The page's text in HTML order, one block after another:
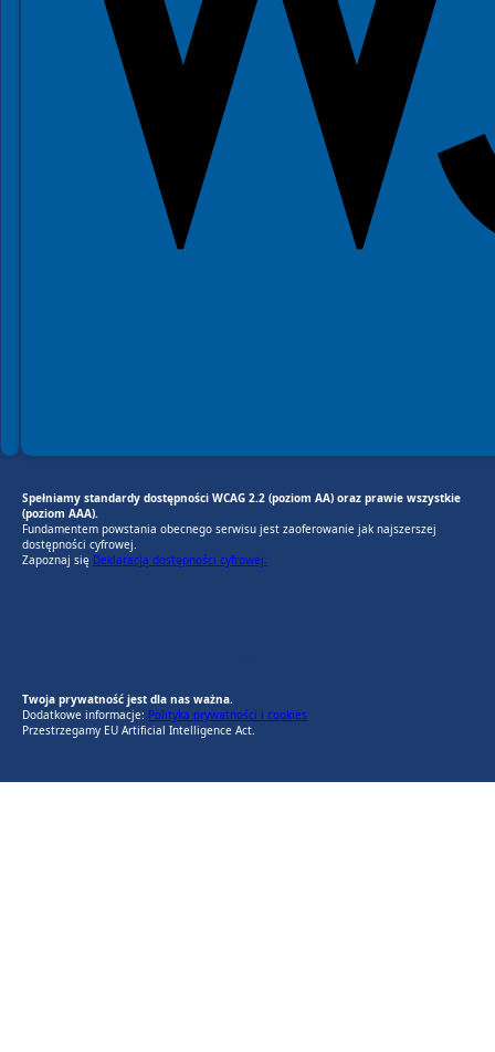
Spełniamy standardy dostępności WCAG 2.2 (poziom AA) oraz prawie wszystkie
(poziom AAA).
Fundamentem powstania obecnego serwisu jest zaoferowanie jak najszerszej
dostępności cyfrowej.
Zapoznaj się Deklaracją dostępności cyfrowej.
Twoja prywatność jest dla nas ważna.
Dodatkowe informacje: Polityka prywatności i cookies
Przestrzegamy EU Artificial Intelligence Act.